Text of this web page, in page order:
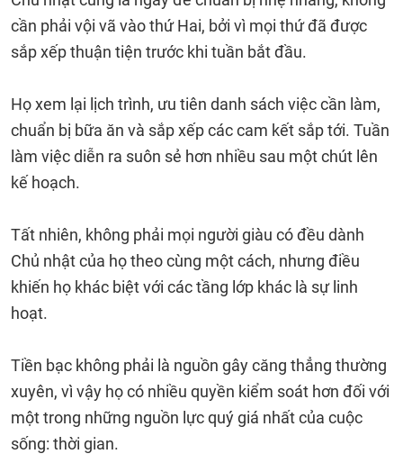
cần phải vội vã vào thứ Hai, bởi vì mọi thứ đã được
sắp xếp thuận tiện trước khi tuần bắt đầu.
Họ xem lại lịch trình, ưu tiên danh sách việc cần làm,
chuẩn bị bữa ăn và sắp xếp các cam kết sắp tới. Tuần
làm việc diễn ra suôn sẻ hơn nhiều sau một chút lên
kế hoạch.
Tất nhiên, không phải mọi người giàu có đều dành
Chủ nhật của họ theo cùng một cách, nhưng điều
khiến họ khác biệt với các tầng lớp khác là sự linh
hoạt.
Tiền bạc không phải là nguồn gây căng thẳng thường
xuyên, vì vậy họ có nhiều quyền kiểm soát hơn đối với
một trong những nguồn lực quý giá nhất của cuộc
sống: thời gian.